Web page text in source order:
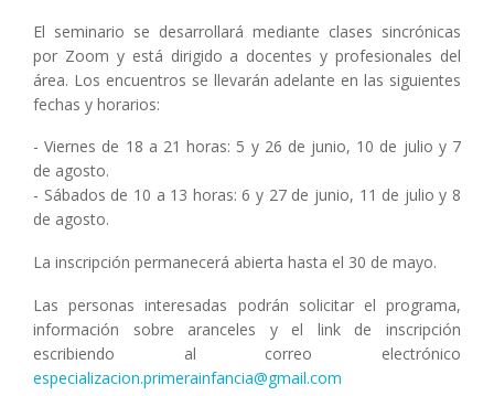
El seminario se desarrollará mediante clases sincrónicas
por Zoom y está dirigido a docentes y profesionales del
área. Los encuentros se llevarán adelante en las siguientes
fechas y horarios:
- Viernes de 18 a 21 horas: 5 y 26 de junio, 10 de julio y 7
de agosto.
- Sábados de 10 a 13 horas: 6 y 27 de junio, 11 de julio y 8
de agosto.
La inscripción permanecerá abierta hasta el 30 de mayo.
Las personas interesadas podrán solicitar el programa,
información sobre aranceles y el link de inscripción
escribiendo al correo electrónico
especializacion.primerainfancia@gmail.com